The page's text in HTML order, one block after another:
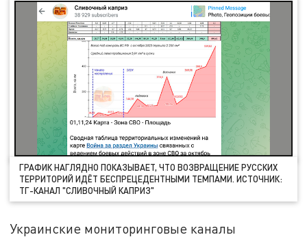
ГРАФИК НАГЛЯДНО ПОКАЗЫВАЕТ, ЧТО ВОЗВРАЩЕНИЕ РУССКИХ
ТЕРРИТОРИЙ ИДЁТ БЕСПРЕЦЕДЕНТНЫМИ ТЕМПАМИ. ИСТОЧНИК:
ТГ-КАНАЛ "СЛИВОЧНЫЙ КАПРИЗ"
Украинские мониторинговые каналы